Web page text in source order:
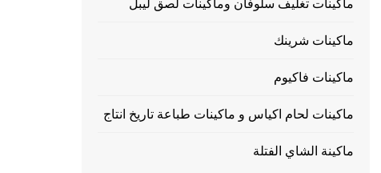
ماكينات تغليف سلوفان وماكينات لصق ليبل
ماكينات شرينك
ماكينات فاكيوم
ماكينات لحام اكياس و ماكينات طباعة تاريخ انتاج
ماكينة الشاي الفتلة